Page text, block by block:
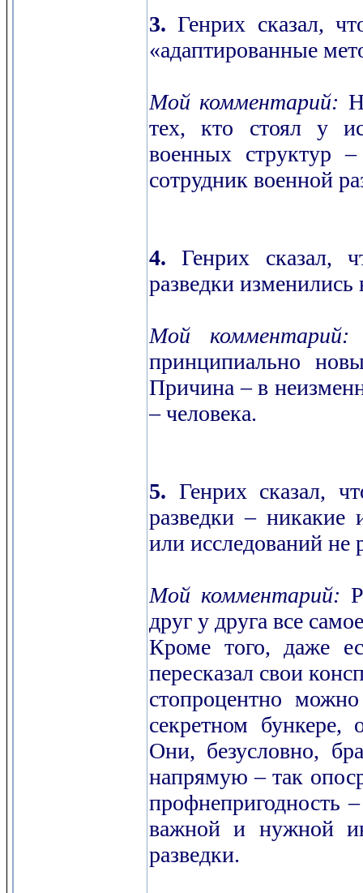
3. Генрих сказал,
«адаптированные
Мой комментарий:
тех, кто стоял у
военных структур
сотрудник военной
4.Генрих сказал,
разведки изменились
Мой комментарий:
принципиально
Причина – в
– человека.
5. Генрих сказал,
разведки – никакие
или исследований не
Мой комментарий:
друг у друга все
Кроме того, даже
пересказал свои
стопроцентно
секретном бункере,
Они, безусловно,
напрямую – так
профнепригодность
важной и нужной
разведки.